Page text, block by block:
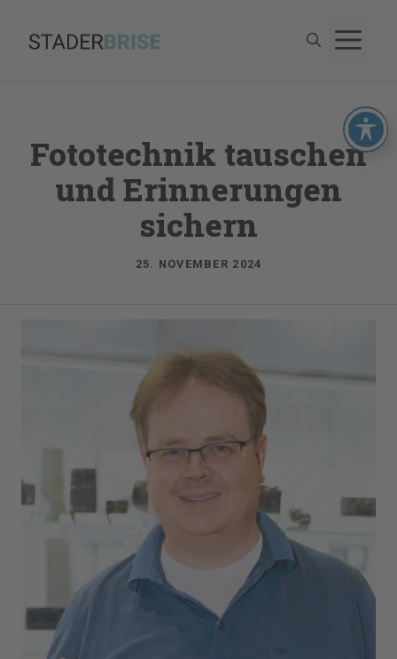
Inhalt
Fototechnik tauschen
und Erinnerungen
sichern
25. NOVEMBER 2024